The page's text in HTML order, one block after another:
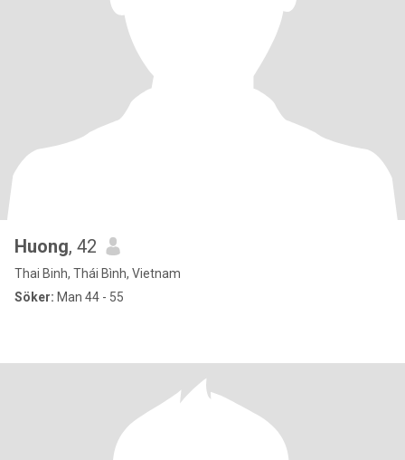
Huong, 42
Thai Binh, Thái Bình, Vietnam
Söker: Man 44 - 55